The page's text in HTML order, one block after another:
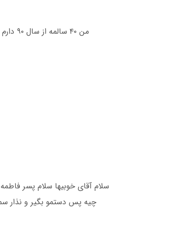
من
سلام آقای خوبیها سلام پسر
چیه پس دستمو بگیر و نذار